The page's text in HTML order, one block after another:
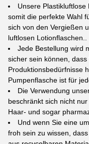
Unsere
somit die perfekte Wahl
sich von den Vergießen
luftlosen Lotionflaschen..
Jede Bestellung wird
sicher sein können,
Produktionsbedürfnisse
Pumpenflasche ist für
Die Verwendung
beschränkt sich nicht
Haar- und sogar
Und wenn Sie eine
froh sein zu wissen,